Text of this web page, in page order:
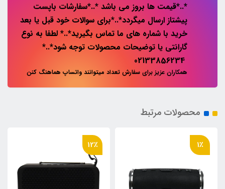
*..*قیمت ها بروز می باشد *..*سفارشات باپست
پیشتاز ارسال میگردد*..*برای سوالات خود قبل یا بعد
خرید با شماره های ما تماس بگیرید*..* لطفا به نوع
گارانتی یا توضیحات محصولات توجه شود*..*
همکاران عزیز برای سفارش تعداد میتوانند واتساپ هماهنگ کنن
محصولات مرتبط
1٪ 12٪